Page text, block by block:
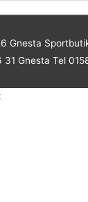
Gnesta
31 Gnesta Tel